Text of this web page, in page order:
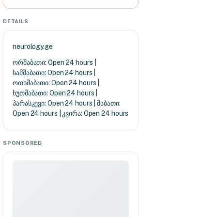
DETAILS
neurology.ge
ორშაბათი: Open 24 hours |
სამშაბათი: Open 24 hours |
ოთხშაბათი: Open 24 hours |
ხუთშაბათი: Open 24 hours |
პარასკევი: Open 24 hours | შაბათი:
Open 24 hours | კვირა: Open 24 hours
SPONSORED